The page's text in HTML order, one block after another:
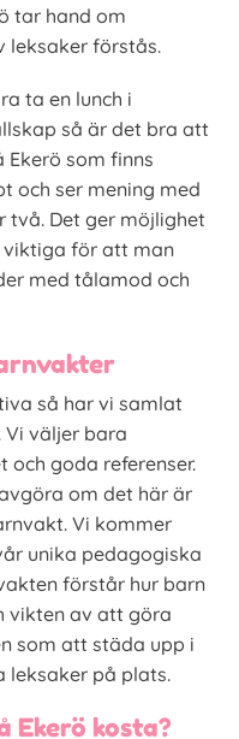
tar hand om
leksaker förstås.
ta en lunch i
så är det bra att
som finns
och ser mening med
två. Det ger möjlighet
för att man
med tålamod och
så har vi samlat
väljer bara
och goda referenser.
om det här är
Vi kommer
unika pedagogiska
förstår hur barn
vikten av att göra
som att städa upp i
leksaker på plats.
Ekerö kosta?